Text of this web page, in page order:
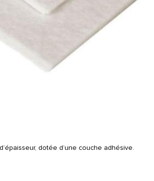
dotée d’une couche adhésive.